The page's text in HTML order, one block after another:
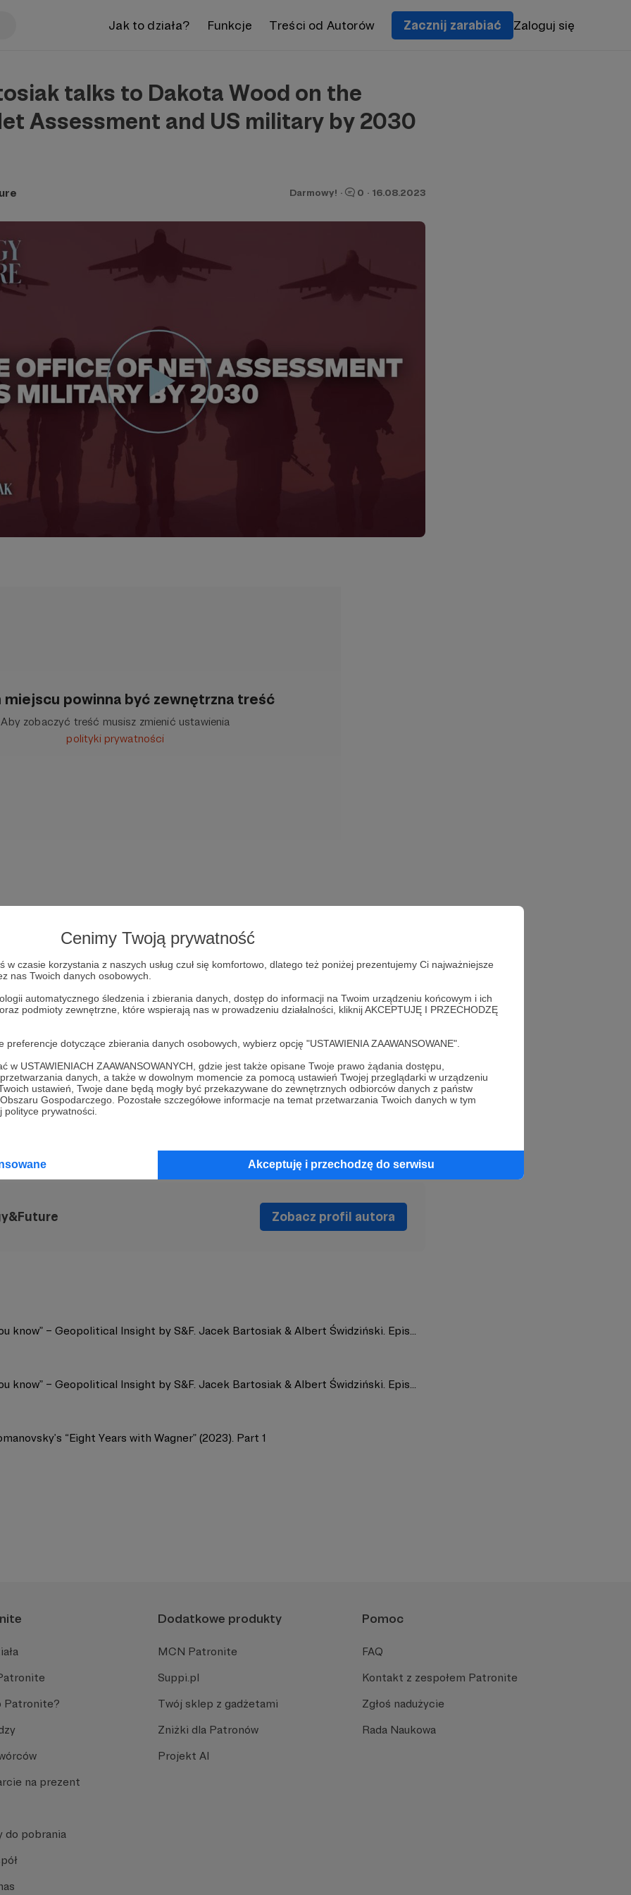
Cenimy Twoją prywatność
w czasie korzystania z naszych usług czuł się komfortowo, dlatego też poniżej prezentujemy Ci najważniejsze
nas Twoich danych osobowych.
automatycznego śledzenia i zbierania danych, dostęp do informacji na Twoim urządzeniu końcowym i ich
podmioty zewnętrzne, które wspierają nas w prowadzeniu działalności, kliknij AKCEPTUJĘ I PRZECHODZĘ
dotyczące zbierania danych osobowych, wybierz opcję "USTAWIENIA ZAAWANSOWANE".
w USTAWIENIACH ZAAWANSOWANYCH, gdzie jest także opisane Twoje prawo żądania dostępu,
danych, a także w dowolnym momencie za pomocą ustawień Twojej przeglądarki w urządzeniu
ustawień, Twoje dane będą mogły być przekazywane do zewnętrznych odbiorców danych z państw
Gospodarczego. Pozostałe szczegółowe informacje na temat przetwarzania Twoich danych w tym
prywatności.
Akceptuję i przechodzę do serwisu
Jak to działa? Funkcje Treści od Autorów Zacznij zarabiać Zaloguj się
talks to Dakota Wood on the
Assessment and US military by 2030
Darmowy! · 0 · 16.08.2023
miejscu powinna być zewnętrzna treść
Aby zobaczyć treść musisz zmienić ustawienia
polityki prywatności
of Strategy&Future, author of bestselling books.
USA
Zobacz profil autora
know” – Geopolitical Insight by S&F. Jacek Bartosiak & Albert Świdziński. Epis...
know” – Geopolitical Insight by S&F. Jacek Bartosiak & Albert Świdziński. Epis...
“Eight Years with Wagner” (2023). Part 1
Patronite?
na prezent
do pobrania
Dodatkowe produkty
MCN Patronite
Suppi.pl
Twój sklep z gadżetami
Zniżki dla Patronów
Projekt AI
Pomoc
FAQ
Kontakt z zespołem Patronite
Zgłoś nadużycie
Rada Naukowa